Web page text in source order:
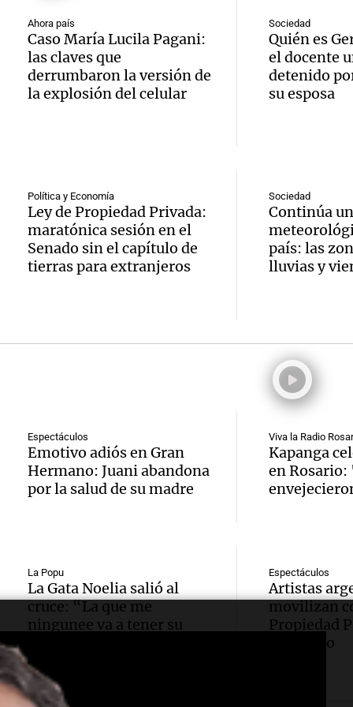
de
en
Panorama
Episodios
por
de
la
Villa
Panorama
Episodios
Audio.
la
Rock
todos
Panorama
Episodios
Audio.
Boca,
donde
ser
La Cadena
Episodios
Audio.
mano
Episodios
Audio.
sobre
Audio.
más
sigue
Audio.
Ahora país
Caso María Lucila Pagani:
las claves que
derrumbaron la versión de
la explosión del celular
Sociedad
Quién es
el docente
detenido
su esposa
Política y Economía
Ley de Propiedad Privada:
maratónica sesión en el
Senado sin el capítulo de
tierras para extranjeros
Sociedad
Continúa
país: las
lluvias y
Espectáculos
Emotivo adiós en Gran
Hermano: Juani abandona
por la salud de su madre
Viva la Radio
Kapanga
en Rosario:
La Popu
La Gata Noelia salió al
cruce: “La que me
ningunee va a tener su
Espectáculos
Artistas
movilizan
Propiedad
Congreso